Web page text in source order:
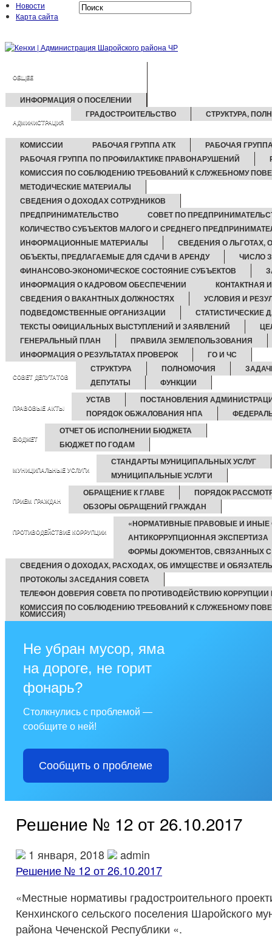
Новости
Карта сайта
ОБЩЕЕ
ИНФОРМАЦИЯ О ПОСЕЛЕНИИ
АДМИНИСТРАЦИЯ
ГРАДОСТРОИТЕЛЬСТВО СТРУКТУРА,
КОМИССИИ РАБОЧАЯ ГРУППА АТК
РАБОЧАЯ
РАБОЧАЯ ГРУППА ПО ПРОФИЛАКТИКЕ ПРАВОНАРУШЕНИЙ
КОМИССИЯ ПО СОБЛЮДЕНИЮ ТРЕБОВАНИЙ К СЛУЖЕБНОМУ
МЕТОДИЧЕСКИЕ МАТЕРИАЛЫ
СВЕДЕНИЯ О ДОХОДАХ СОТРУДНИКОВ
ПРЕДПРИНИМАТЕЛЬСТВО
СОВЕТ ПО
КОЛИЧЕСТВО СУБЪЕКТОВ МАЛОГО И СРЕДНЕГО
ИНФОРМАЦИОННЫЕ МАТЕРИАЛЫ
СВЕДЕНИЯ О ЛЬГОТАХ,
ОБЪЕКТЫ, ПРЕДЛАГАЕМЫЕ ДЛЯ СДАЧИ В АРЕНДУ
ЧИСЛО
ФИНАНСОВО-ЭКОНОМИЧЕСКОЕ СОСТОЯНИЕ СУБЪЕКТОВ
ИНФОРМАЦИЯ О КАДРОВОМ ОБЕСПЕЧЕНИИ
КОНТАКТНАЯ
СВЕДЕНИЯ О ВАКАНТНЫХ ДОЛЖНОСТЯХ
УСЛОВИЯ И
ПОДВЕДОМСТВЕННЫЕ ОРГАНИЗАЦИИ
СТАТИСТИЧЕСКИЕ
ТЕКСТЫ ОФИЦИАЛЬНЫХ ВЫСТУПЛЕНИЙ И ЗАЯВЛЕНИЙ
ГЕНЕРАЛЬНЫЙ ПЛАН
ПРАВИЛА ЗЕМЛЕПОЛЬЗОВАНИЯ
ИНФОРМАЦИЯ О РЕЗУЛЬТАТАХ ПРОВЕРОК
ГО И ЧС
СОВЕТ ДЕПУТАТОВ
СТРУКТУРА ПОЛНОМОЧИЯ
ДЕПУТАТЫ
ФУНКЦИИ
ПРАВОВЫЕ АКТЫ
УСТАВ
ПОСТАНОВЛЕНИЯ
ПОРЯДОК ОБЖАЛОВАНИЯ НПА
БЮДЖЕТ
ОТЧЕТ ОБ ИСПОЛНЕНИИ БЮДЖЕТА
БЮДЖЕТ ПО ГОДАМ
МУНИЦИПАЛЬНЫЕ УСЛУГИ
СТАНДАРТЫ МУНИЦИПАЛЬНЫХ УСЛУГ
МУНИЦИПАЛЬНЫЕ УСЛУГИ
ПРИЕМ ГРАЖДАН
ОБРАЩЕНИЕ К ГЛАВЕ
ПОРЯДОК
ОБЗОРЫ ОБРАЩЕНИЙ ГРАЖДАН
ПРОТИВОДЕЙСТВИЕ КОРРУПЦИИ
«НОРМАТИВНЫЕ ПРАВОВЫЕ И ИНЫЕ
АНТИКОРРУПЦИОННАЯ ЭКСПЕРТИЗА
ФОРМЫ ДОКУМЕНТОВ, СВЯЗАННЫХ
СВЕДЕНИЯ О ДОХОДАХ, РАСХОДАХ, ОБ ИМУЩЕСТВЕ И
ПРОТОКОЛЫ ЗАСЕДАНИЯ СОВЕТА
ТЕЛЕФОН ДОВЕРИЯ СОВЕТА ПО ПРОТИВОДЕЙСТВИЮ
КОМИССИЯ ПО СОБЛЮДЕНИЮ ТРЕБОВАНИЙ К СЛУЖЕБНОМУ
КОМИССИЯ)
Не убран мусор, яма
на дороге, не горит
фонарь?
Столкнулись с проблемой —
сообщите о ней!
Сообщить о проблеме
Решение № 12 от 26.10.2017
1 января, 2018
admin
Решение № 12 от 26.10.2017
«Местные нормативы градостроительного
Кенхинского сельского поселения Шаройского
района Чеченской Республики «.